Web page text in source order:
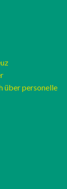
über personelle